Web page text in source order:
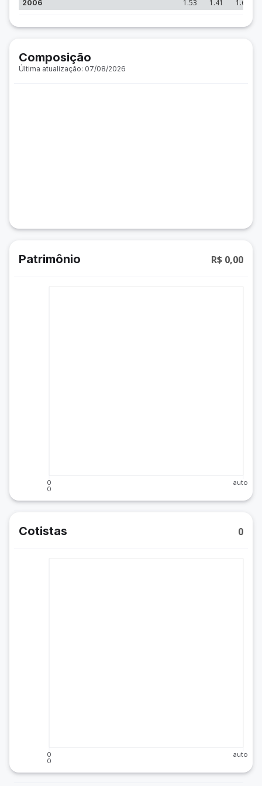
2006 1.53 1.41 1.68
Composição
Última atualização: 07/08/2026
Patrimônio R$ 0,00
0
0
auto
Cotistas 0
0
0
auto